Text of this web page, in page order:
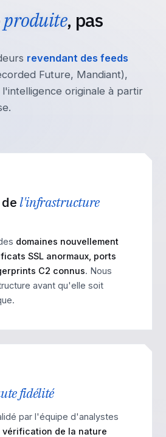
produite, pas
revendant des feeds
Future, Mandiant),
originale à partir
l'infrastructure
domaines nouvellement
SSL anormaux, ports
C2 connus. Nous
avant qu'elle soit
fidélité
par l'équipe d'analystes
vérification de la nature